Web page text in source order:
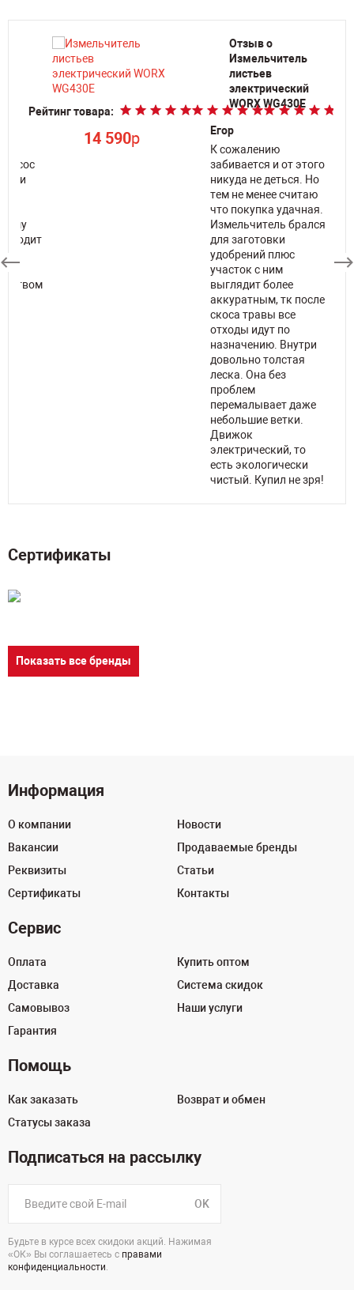
входит
Рейтинг товара:
14 590p
Отзыв о
Измельчитель
листьев
электрический
WORX WG430E
Егор
К сожалению
забивается и от этого
никуда не деться. Но
тем не менее считаю
что покупка удачная.
Измельчитель брался
для заготовки
удобрений плюс
участок с ним
выглядит более
аккуратным, тк после
скоса травы все
отходы идут по
назначению. Внутри
довольно толстая
леска. Она без
проблем
перемалывает даже
небольшие ветки.
Движок
электрический, то
есть экологически
чистый. Купил не зря!
Сертификаты
Показать все бренды
Информация
О компании
Вакансии
Реквизиты
Сертификаты
Новости
Продаваемые бренды
Статьи
Контакты
Сервис
Оплата
Доставка
Самовывоз
Гарантия
Купить оптом
Система скидок
Наши услуги
Помощь
Как заказать
Статусы заказа
Возврат и обмен
Подписаться на рассылку
OK
Будьте в курсе всех скидоки акций. Нажимая
«ОК» Вы соглашаетесь с правами
конфиденциальности.